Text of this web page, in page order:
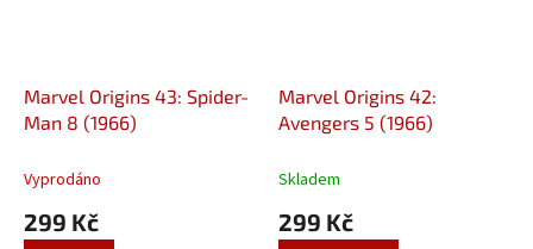
Marvel Origins 43: Spider-
Man 8 (1966)
Vyprodáno
299 Kč
Marvel Origins 42:
Avengers 5 (1966)
Skladem
299 Kč